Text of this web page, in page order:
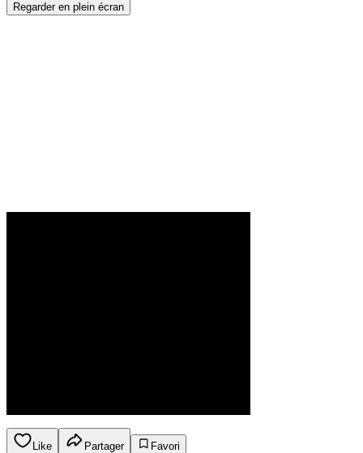
Regarder en plein écran
Like Partager
Favori